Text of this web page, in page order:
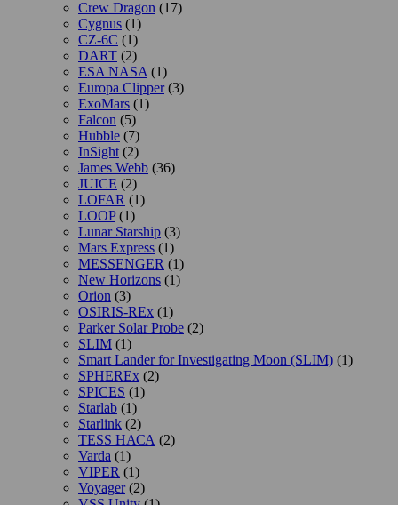
Crew Dragon (17)
Cygnus (1)
CZ-6C (1)
DART (2)
ESA NASA (1)
Europa Clipper(3)
ExoMars (1)
Falcon (5)
Hubble (7)
InSight (2)
James Webb (36)
JUICE (2)
LOFAR (1)
LOOP(1)
Lunar Starship (3)
Mars Express (1)
MESSENGER (1)
New Horizons (1)
Orion (3)
OSIRIS-REx (1)
Parker Solar Probe (2)
SLIM (1)
Smart Lander for Investigating Moon (SLIM) (1)
SPHEREx (2)
SPICES (1)
Starlab (1)
Starlink (2)
TESS НАСА (2)
Varda (1)
VIPER (1)
Voyager(2)